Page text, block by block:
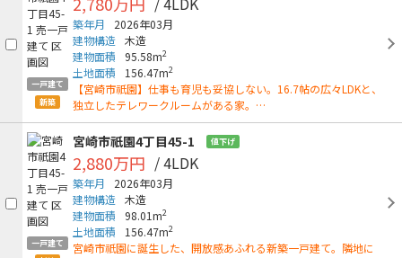
一戸建て
新築
築年月
2026年03月
建物構造 木造
建物面積
95.58m2
土地面積 156.47m2
【宮崎市祇園】仕事も育児も妥協しない。16.7帖の広々LDKと、
独立したテレワークルームがある家。…
一戸建て
宮崎市祇園4丁目45-1 値下げ
2,880万円 / 4LDK
築年月
2026年03月
建物構造 木造
建物面積
98.01m2
土地面積 156.47m2
宮崎市祇園に誕生した、開放感あふれる新築一戸建て。隣地に